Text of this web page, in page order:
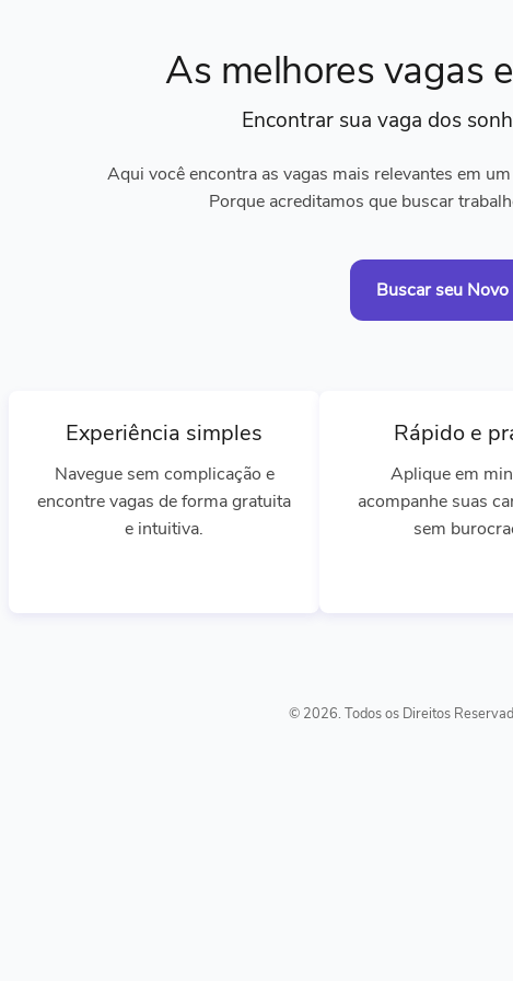
As melhores vagas
Encontrar sua vaga dos
Aqui você encontra as vagas mais relevantes em
Porque acreditamos que buscar
Buscar seu
Experiência simples
Navegue sem complicação e
encontre vagas de forma gratuita
e intuitiva.
Rápido e
Aplique em
acompanhe suas
sem
© 2026. Todos os Direitos